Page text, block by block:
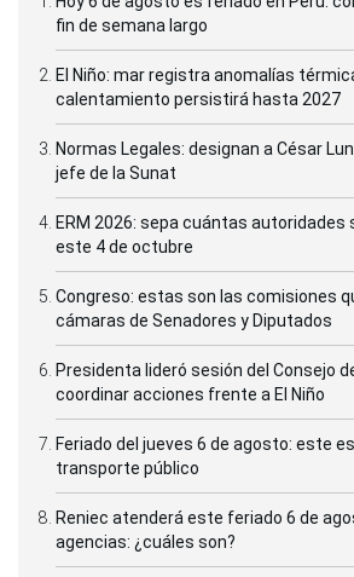
fin de semana largo
El Niño: mar registra anomalías
calentamiento persistirá hasta 2027
Normas Legales: designan a César
jefe de la Sunat
ERM 2026: sepa cuántas autoridades
este 4 de octubre
Congreso: estas son las comisiones
cámaras de Senadores y Diputados
Presidenta lideró sesión del Consejo
coordinar acciones frente a El Niño
Feriado del jueves 6 de agosto: este
transporte público
Reniec atenderá este feriado 6 de
agencias: ¿cuáles son?